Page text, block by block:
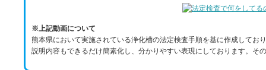
※上記動画について
熊本県において実施されている浄化槽の法定検査手順を基に作成して
説明内容もできるだけ簡素化し、分かりやすい表現にしております。そ